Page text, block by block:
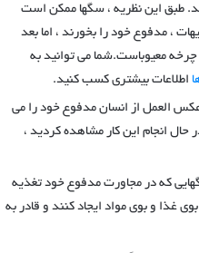
طبق این نظریه ، سگها ممکن است
، مدفوع خود را بخورند ، اما بعد
معیوباست.شما می توانید به
اطلاعات بیشتری کسب کنید.
العمل از انسان مدفوع خود را می
حال انجام این کار مشاهده کردید ،
که در مجاورت مدفوع خود تغذیه
غذا و بوی مواد ایجاد کنند و قادر به